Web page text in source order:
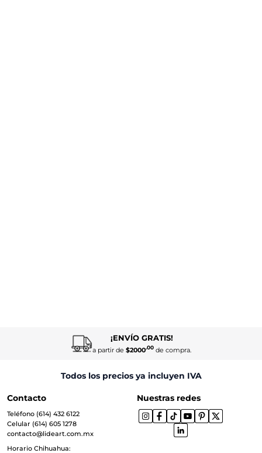
¡ENVÍO GRATIS!
a partir de $2000.00de compra.
Todos los precios ya incluyen IVA
Contacto
Teléfono (614) 432 6122
Celular (614) 605 1278
contacto@lideart.com.mx
Horario Chihuahua:
Nuestras redes